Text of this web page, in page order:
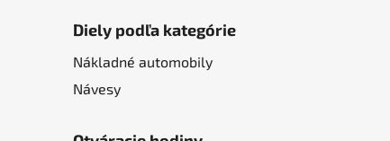
Diely podľa kategórie
Nákladné automobily
Návesy